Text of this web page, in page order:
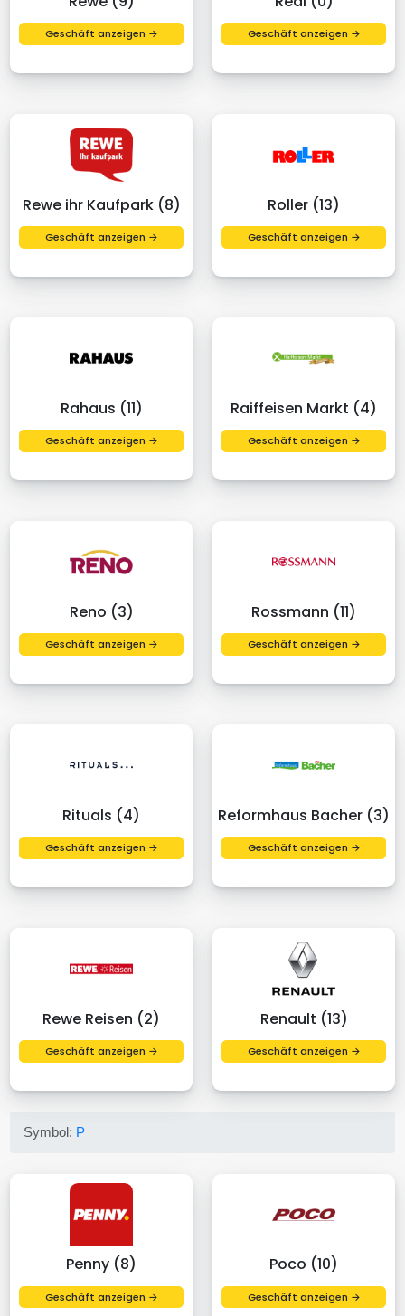
Geschäft anzeigen → Geschäft anzeigen →
Rewe ihr Kaufpark (8)
Geschäft anzeigen →
Roller (13)
Geschäft anzeigen →
Rahaus (11)
Geschäft anzeigen →
Raiffeisen Markt (4)
Geschäft anzeigen →
Reno (3)
Geschäft anzeigen →
Rossmann (11)
Geschäft anzeigen →
Rituals (4)
Geschäft anzeigen →
Reformhaus Bacher (3)
Geschäft anzeigen →
Rewe Reisen (2)
Geschäft anzeigen →
Renault (13)
Geschäft anzeigen →
Symbol: P
Penny (8)
Geschäft anzeigen →
Poco (10)
Geschäft anzeigen →